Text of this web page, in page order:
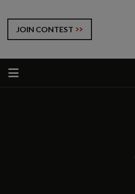
JOIN CONTEST